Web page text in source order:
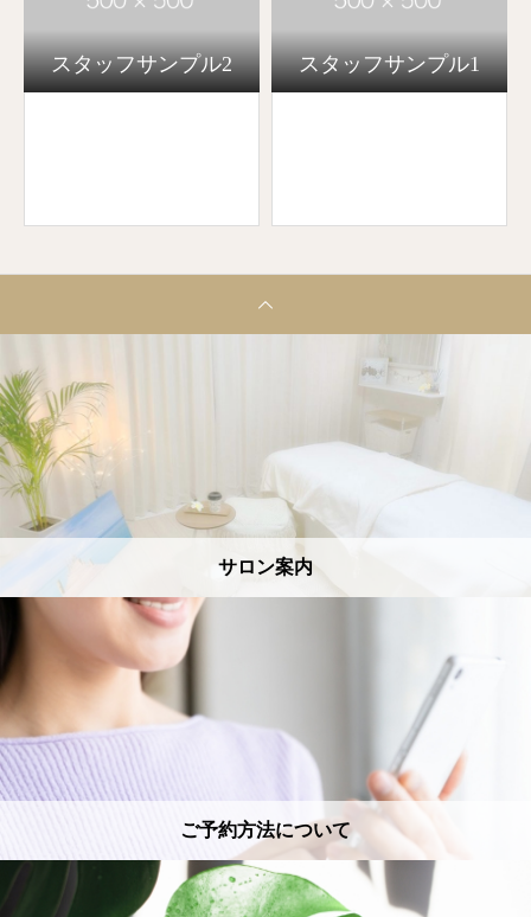
スタッフサンプル2 スタッフサンプル1
サロン案内
ご予約方法について